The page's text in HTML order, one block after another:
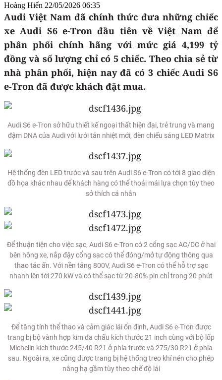
Hoàng Hiển 22/05/2026 06:35
Audi Việt Nam đã chính thức đưa những chiếc
xe Audi S6 e-Tron đầu tiên về Việt Nam để
phân phối chính hãng với mức giá 4,199 tỷ
đồng và số lượng chỉ có 5 chiếc. Theo chia sẻ từ
nhà phân phối, hiện nay đã có 3 chiếc Audi S6
e-Tron đã được khách đặt mua.
Audi S6 e-Tron sở hữu thiết kế ngoại thất hiện đại, trẻ trung và mang
đậm DNA của Audi với lưới tản nhiệt mới, đèn chiếu sáng LED Matrix
Hệ thống đèn LED trước và sau trên Audi S6 e-Tron có tới 8 giao diện
đồ họa khác nhau để khách hàng có thể thoải mái lựa chọn tùy theo
sở thích cá nhân
Để thuận tiện cho việc sạc, Audi S6 e-Tron có 2 cổng sạc AC/DC ở hai
bên hông xe, nắp đậy cổng sạc có thể đóng/mở tự động thông qua
thao tác ấn. Với nền tảng 800V, Audi S6 e-Tron có thể hỗ trợ sạc
nhanh lên tới 270 kW và có thể sạc từ 20-80% pin chỉ trong 20 phút
Để tăng tính thể thao và cảm giác lái ổn định, Audi S6 e-Tron được
trang bị bộ vành hợp kim đa chấu kích thước 21 inch cùng với bộ lốp
Michelin kích thước 245/40 R21 ở phía trước và 275/30 R21 ở phía
sau. Ngoài ra, xe cũng được trang bị hệ thống treo khí nén cho phép
nâng hạ gầm tùy theo chế độ lái